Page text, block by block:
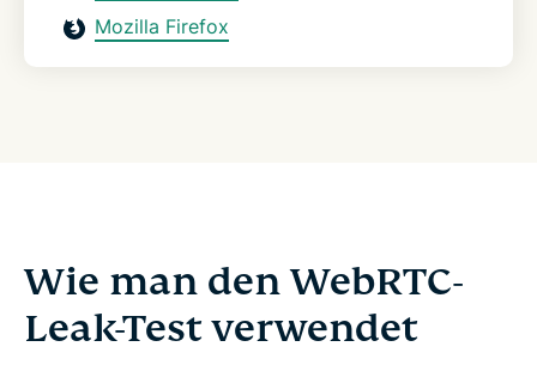
Mozilla Firefox
Wie man den WebRTC-
Leak-Test verwendet